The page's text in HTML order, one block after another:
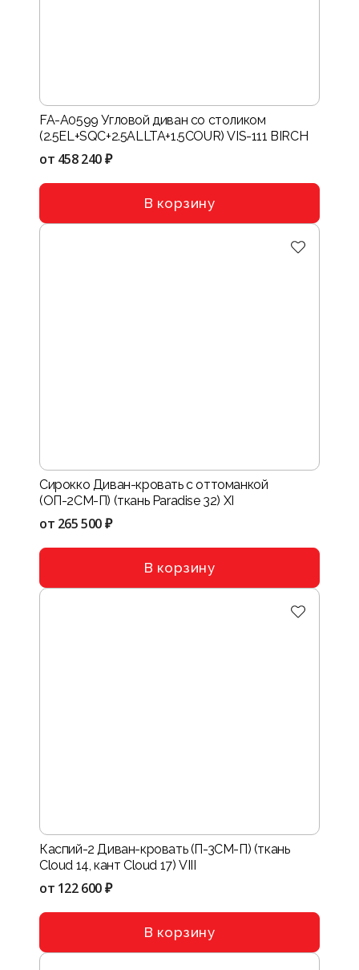
FA-A0599 Угловой диван со столиком
(2.5EL+SQC+2.5ALLTA+1.5COUR) VIS-111 BIRCH
от 458 240 ₽
В корзину
Сирокко Диван-кровать с оттоманкой
(ОП-2СМ-П) (ткань Paradise 32) XI
от 265 500 ₽
В корзину
Каспий-2 Диван-кровать (П-3СМ-П) (ткань
Cloud 14, кант Cloud 17) VIII
от 122 600 ₽
В корзину